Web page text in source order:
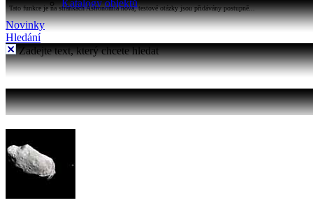
Katalogy objektů
Tato funkce je na stránkách Astronomia nová, testové otázky jsou přidávány postupně...
Novinky
Hledání
Zadejte text, který chcete hledat